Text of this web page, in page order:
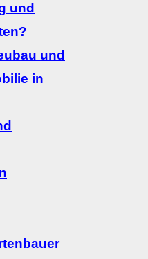
und
und
in